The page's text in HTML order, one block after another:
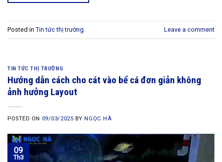
Posted in Tin tức thị trường Leave a comment
TIN TỨC THỊ TRƯỜNG
Hướng dẫn cách cho cát vào bể cá đơn giản không
ảnh hưởng Layout
POSTED ON 09/03/2025 BYNGỌC HÀ
09
Th3